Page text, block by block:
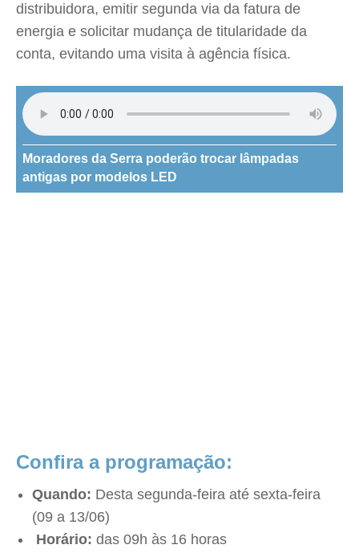
distribuidora, emitir segunda via da fatura de
energia e solicitar mudança de titularidade da
conta, evitando uma visita à agência física.
Moradores da Serra poderão trocar lâmpadas
antigas por modelos LED
Confira a programação:
Quando: Desta segunda-feira até sexta-feira
(09 a 13/06)
Horário: das 09h às 16 horas